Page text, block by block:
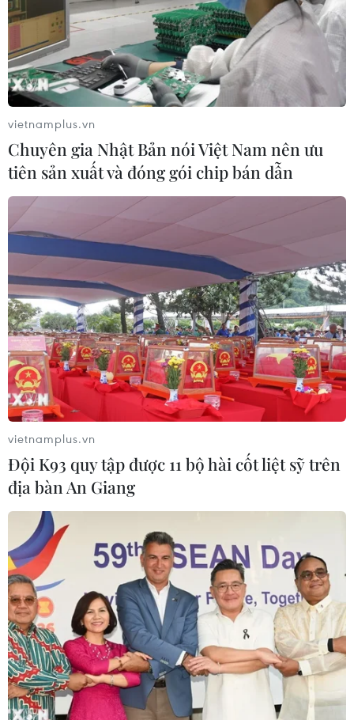
Kỳ họp thứ 6, Quốc hội khóa XIV: Cho ý
kiến hai dự án Luật
16/11/2018 00:52
Ngày 16/11, các đại biểu Quốc hội thảo luận tại hội
trường về dự án Luật Phòng, chống tác hại của rượu,
bia dự án và Luật sửa đổi, bổ sung một số điều của
Luật Đầu tư công.
vietnamplus.vn
Chuyên gia Nhật Bản nói Việt Nam nên ưu
tiên sản xuất và đóng gói chip bán dẫn
vietnamplus.vn
Đội K93 quy tập được 11 bộ hài cốt liệt sỹ trên
địa bàn An Giang